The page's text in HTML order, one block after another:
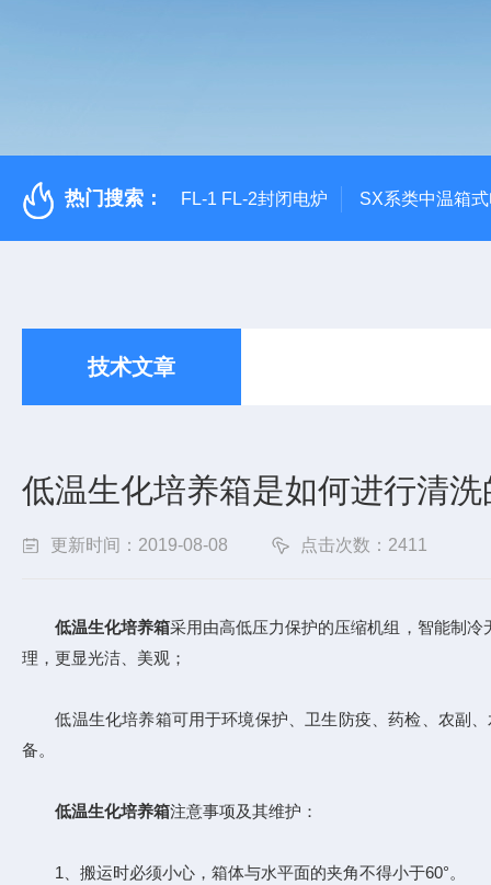
热门搜索： FL-1 FL-2封闭电炉 SX系类中温箱
技术文章
低温生化培养箱是如何进行清洗
更新时间：2019-08-08 点击次数：2411
低温生化培养箱采用由高低压力保护的压缩机组，智能制
理，更显光洁、美观；
低温生化培养箱可用于环境保护、卫生防疫、药检、农副、
备。
低温生化培养箱注意事项及其维护：
1、搬运时必须小心，箱体与水平面的夹角不得小于60°。